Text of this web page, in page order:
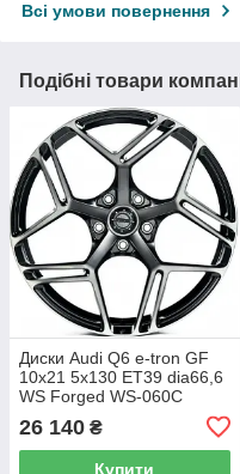
Всі умови повернення
Подібні товари
Диски Audi Q6 e-tron GF
10x21 5x130 ET39 dia66,6
WS Forged WS-060C
26 140 ₴
Купити